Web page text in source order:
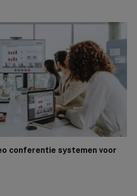
conferentie systemen voor